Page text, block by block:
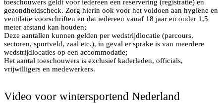
toeschouwers geldt voor iedereen een reservering (registratie) en
gezondheidscheck. Zorg hierin ook voor het voldoen aan hygiëne en
ventilatie voorschriften en dat iedereen vanaf 18 jaar en ouder 1,5
meter afstand kan houden;
Deze aantallen kunnen gelden per wedstrijdlocatie (parcours,
sectoren, sportveld, zaal etc.), in geval er sprake is van meerdere
wedstrijdlocaties op een accommodatie;
Het aantal toeschouwers is exclusief kaderleden, officials,
vrijwilligers en medewerkers.
Video voor wintersportend Nederland